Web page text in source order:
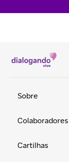
Sobre
Colaboradores
Cartilhas